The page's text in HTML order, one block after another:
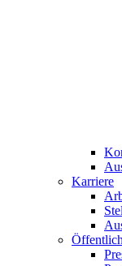
Karriere